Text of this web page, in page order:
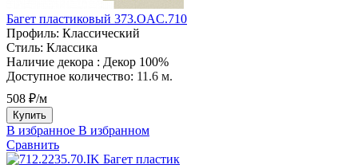
Багет пластиковый 373.OAC.710
Профиль: Классический
Стиль: Классика
Наличие декора : Декор 100%
Доступное количество: 11.6 м.
508 ₽/м
Купить
В избранное В избранном
Сравнить